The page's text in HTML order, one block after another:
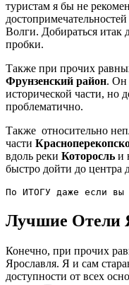
туристам я бы не
Волги. Добираться итак
пробки.
Также при прочих
Фрунзенский район. Он
исторической части, но
проблематично.
Также относительно
части
вдоль реки Которосль и
быстро дойти до центра
По ИТОГУ даже если вы
Лучшие Отели
Конечно, при прочих
Ярославля. Я и сам
доступности от всех